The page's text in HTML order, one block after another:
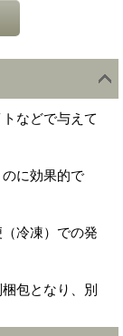
などで与えて
に効果的で
冷凍）での発
包となり、別